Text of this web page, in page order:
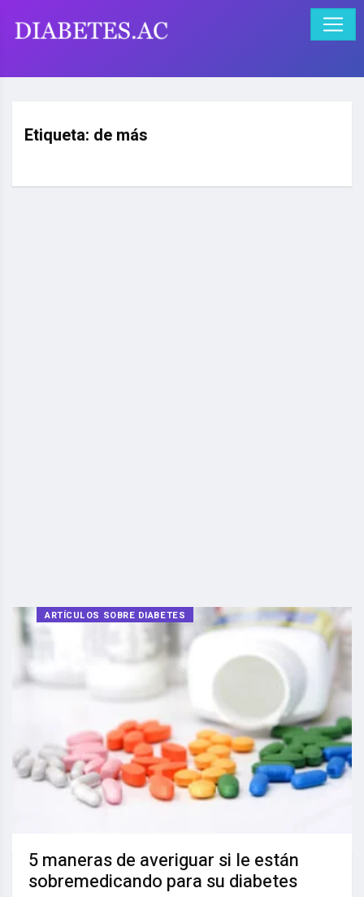
Etiqueta: de más
ARTÍCULOS SOBRE DIABETES
5 maneras de averiguar si le están
sobremedicando para su diabetes